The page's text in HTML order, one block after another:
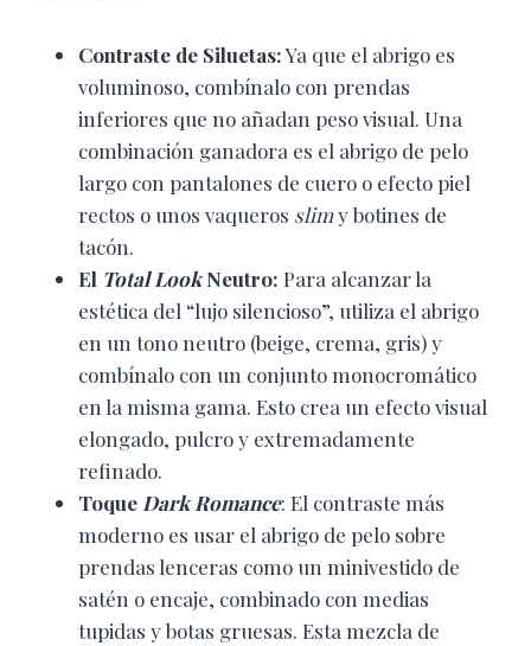
Contraste de Siluetas:Ya que el abrigo es
voluminoso, combínalo con prendas
inferiores que no añadan peso visual. Una
combinación ganadora es el abrigo de pelo
largo con pantalones de cuero o efecto piel
rectos o unos vaqueros slimy botines de
tacón.
El Total LookNeutro: Para alcanzar la
estética del “lujo silencioso”, utiliza el abrigo
en un tono neutro (beige, crema, gris) y
combínalo con un conjunto monocromático
en la misma gama. Esto crea un efecto visual
elongado, pulcro y extremadamente
refinado.
Toque Dark Romance: El contraste más
moderno es usar el abrigo de pelo sobre
prendas lenceras como un minivestido de
satén o encaje, combinado con medias
tupidas y botas gruesas. Esta mezcla de